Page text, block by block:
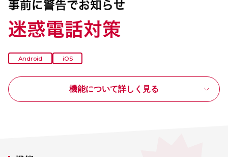
事前に警告でお知らせ
迷惑電話対策
Android iOS
機能について詳しく見る